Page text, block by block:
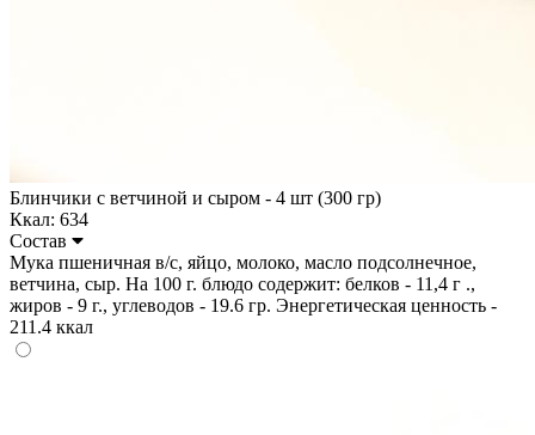
Блинчики с ветчиной и сыром - 4 шт (300 гр)
Ккал: 634
Состав
Мука пшеничная в/с, яйцо, молоко, масло подсолнечное,
ветчина, сыр. На 100 г. блюдо содержит: белков - 11,4 г .,
жиров - 9 г., углеводов - 19.6 гр. Энергетическая ценность -
211.4 ккал